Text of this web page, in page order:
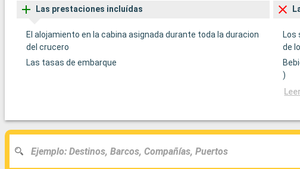
Las prestaciones incluídas
El alojamiento en la cabina asignada durante toda la duracion
del crucero
Las tasas de embarque
Los
de
)